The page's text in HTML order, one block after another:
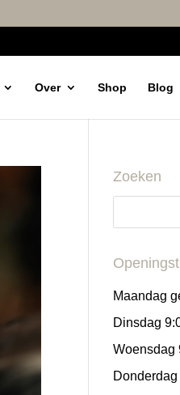
Over Shop Blog
Zoeken
Maandag
Dinsdag
Woensdag